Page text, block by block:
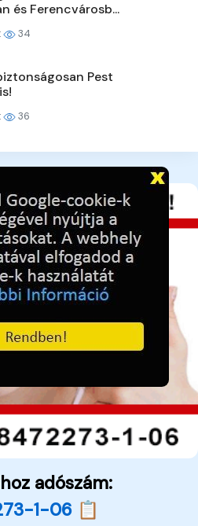
és Ferencvárosb...
34
Pest
36
adószám:
1-06 📋